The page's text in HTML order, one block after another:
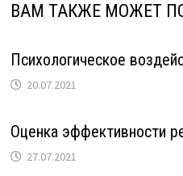
ВАМ ТАКЖЕ МОЖЕТ
Психологическое
20.07.2021
Оценка эффективности
27.07.2021